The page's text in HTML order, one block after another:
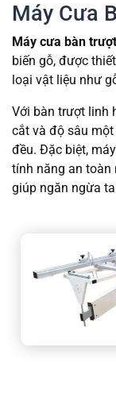
Máy Cưa
Máy cưa bàn trượt
biến gỗ, được
loại vật liệu như
Với bàn trượt linh
cắt và độ sâu
đều. Đặc biệt,
tính năng an toàn
giúp ngăn ngừa